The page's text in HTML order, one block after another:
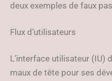
deux exemples de faux
Flux d’utilisateurs
L’interface utilisateur (IU)
maux de tête pour ses